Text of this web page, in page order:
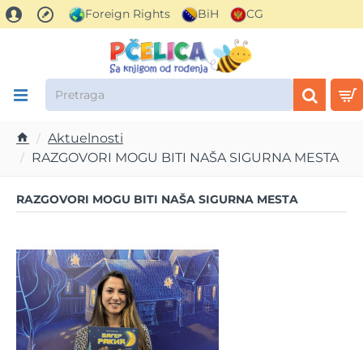
Foreign Rights BiH CG
Pretraga
h
e
Aktuelnosti
RAZGOVORI MOGU BITI NAŠA SIGURNA MESTA
RAZGOVORI MOGU BITI NAŠA SIGURNA MESTA